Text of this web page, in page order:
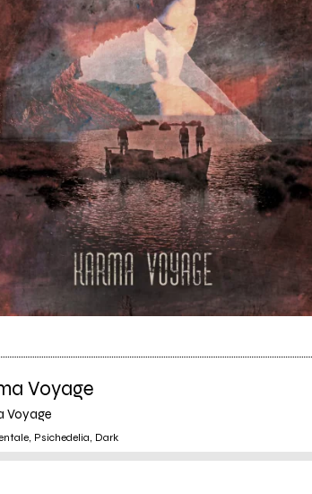
Voyage
Voyage
Psichedelia, Dark